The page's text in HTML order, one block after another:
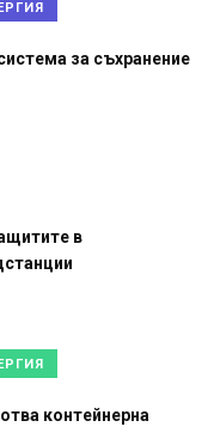
за съхранение
в
контейнерна